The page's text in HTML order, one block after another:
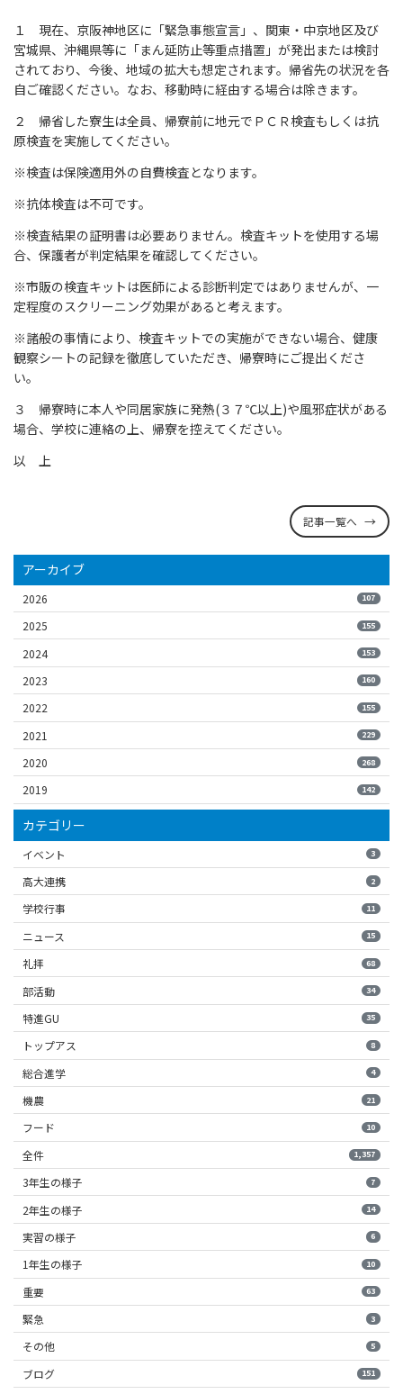
１ 現在、京阪神地区に「緊急事態宣言」、関東・中京地区及び
宮城県、沖縄県等に「まん延防止等重点措置」が発出または検討
されており、今後、地域の拡大も想定されます。帰省先の状況を各
自ご確認ください。なお、移動時に経由する場合は除きます。
２ 帰省した寮生は全員、帰寮前に地元でＰＣＲ検査もしくは抗
原検査を実施してください。
※検査は保険適用外の自費検査となります。
※抗体検査は不可です。
※検査結果の証明書は必要ありません。検査キットを使用する場
合、保護者が判定結果を確認してください。
※市販の検査キットは医師による診断判定ではありませんが、一
定程度のスクリーニング効果があると考えます。
※諸般の事情により、検査キットでの実施ができない場合、健康
観察シートの記録を徹底していただき、帰寮時にご提出くださ
い。
３ 帰寮時に本人や同居家族に発熱(３７℃以上)や風邪症状がある
場合、学校に連絡の上、帰寮を控えてください。
以 上
記事一覧へ
アーカイブ
2026 107
2025 155
2024 153
2023 160
2022 155
2021 229
2020 268
2019 142
カテゴリー
イベント 3
高大連携 2
学校行事 11
ニュース 15
礼拝 68
部活動 34
特進GU 35
トップアス 8
総合進学 4
機農 21
フード 10
全件 1,357
3年生の様子 7
2年生の様子 14
実習の様子 6
1年生の様子 10
重要 63
緊急 3
その他 5
ブログ 151